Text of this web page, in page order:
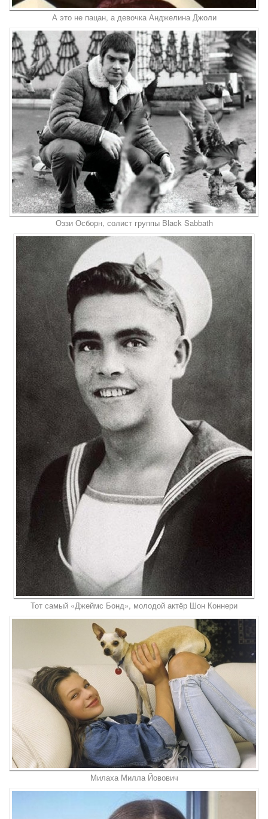
А это не пацан, а девочка Анджелина Джоли
Оззи Осборн, солист группы Black Sabbath
Тот самый «Джеймс Бонд», молодой актёр Шон Коннери
Милаха Милла Йовович